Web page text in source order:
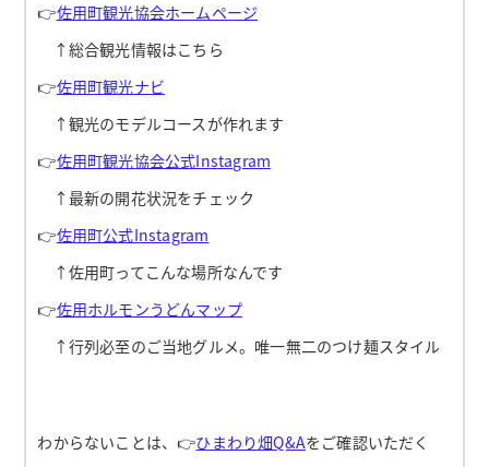
👉佐用町観光協会ホームページ
↑総合観光情報はこちら
👉佐用町観光ナビ
↑観光のモデルコースが作れます
👉佐用町観光協会公式Instagram
↑最新の開花状況をチェック
👉佐用町公式Instagram
↑佐用町ってこんな場所なんです
👉佐用ホルモンうどんマップ
↑行列必至のご当地グルメ。唯一無二のつけ麺スタイル
わからないことは、👉ひまわり畑Q&Aをご確認いただく